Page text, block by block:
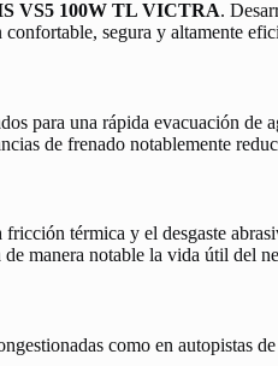
VS5 100W TL VICTRA.
segura y altamente
para una rápida evacuación de
de frenado notablemente
térmica y el desgaste
manera notable la vida útil del
como en autopistas